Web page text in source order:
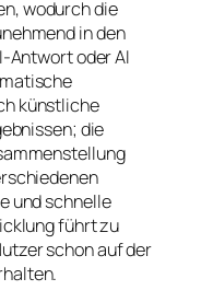
wodurch die
in den
Antwort oder AI
künstliche
die
und schnelle
führt zu
schon auf der